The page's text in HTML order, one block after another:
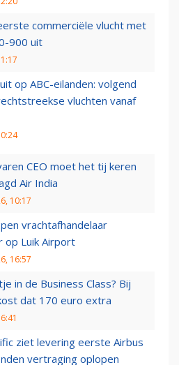
commerciële vlucht met
900 uit
op ABC-eilanden: volgend
vluchten vanaf
CEO moet het tij keren
Air India
10:17
vrachtafhandelaar
op Luik Airport
16:57
in de Business Class? Bij
dat 170 euro extra
ziet levering eerste Airbus
vertraging oplopen